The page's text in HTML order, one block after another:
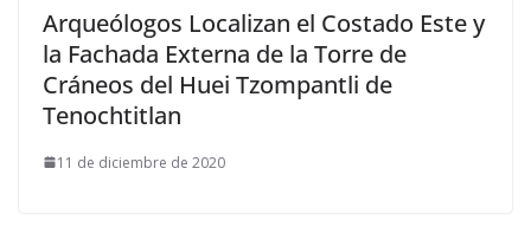
Arqueólogos Localizan el Costado Este y
la Fachada Externa de la Torre de
Cráneos del Huei Tzompantli de
Tenochtitlan
11 de diciembre de 2020